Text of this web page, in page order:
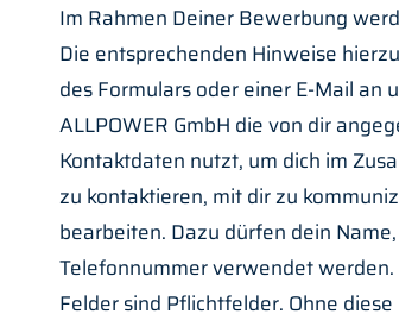
Im Rahmen Deiner Bewerbung
Die entsprechenden Hinweise
des Formulars oder einer E-Mail an
ALLPOWER GmbH die von dir
Kontaktdaten nutzt, um dich im
zu kontaktieren, mit dir zu
bearbeiten. Dazu dürfen dein
Telefonnummer verwendet
Felder sind Pflichtfelder. Ohne